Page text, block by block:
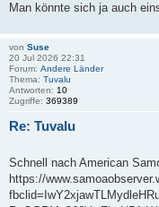
Man könnte sich ja auch
von Suse
20 Jul 2026 22:31
Forum: Andere Länder
Thema: Tuvalu
Antworten: 10
Zugriffe: 369389
Re: Tuvalu
Schnell nach American
https://